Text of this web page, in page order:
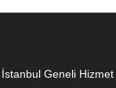
Geneli